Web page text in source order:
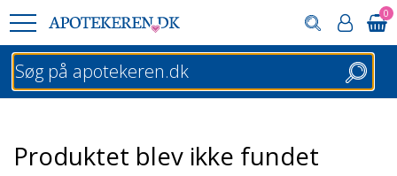
0
Søg
Produktet blev ikke fundet